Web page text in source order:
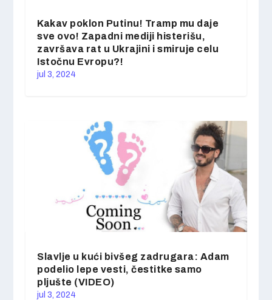
Kakav poklon Putinu! Tramp mu daje
sve ovo! Zapadni mediji histerišu,
završava rat u Ukrajini i smiruje celu
Istočnu Evropu?!
jul 3, 2024
Slavlje u kući bivšeg zadrugara: Adam
podelio lepe vesti, čestitke samo
pljušte (VIDEO)
jul 3, 2024